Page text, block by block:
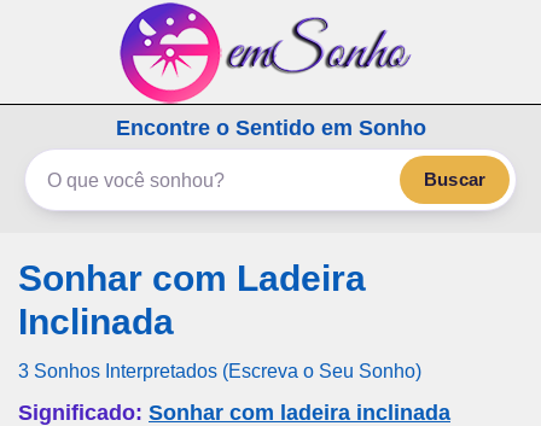
emSonho.com
Os sonhos significam mais
Encontre o Sentido em Sonho
Buscar
Sonhar com Ladeira
Inclinada
3 Sonhos Interpretados (Escreva o Seu Sonho)
Significado: Sonhar com ladeira inclinada